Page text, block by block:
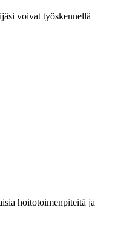
voivat työskennellä
hoitotoimenpiteitä ja